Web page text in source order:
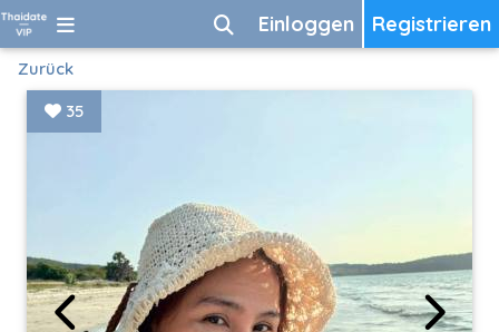
Registrieren
Einloggen
Zurück
35